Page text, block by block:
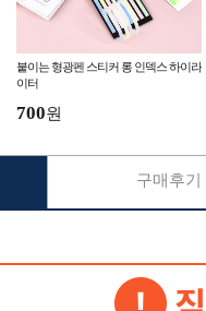
붙이는 형광펜 스티커 롱 인덱스 하이라
이터
700원
구매후기